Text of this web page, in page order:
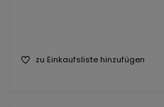
zu Einkaufsliste hinzufügen